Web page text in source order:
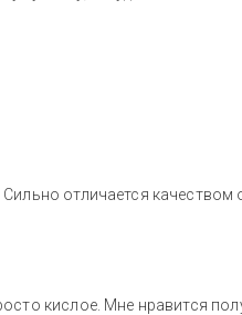
отличается качеством
кислое. Мне нравится